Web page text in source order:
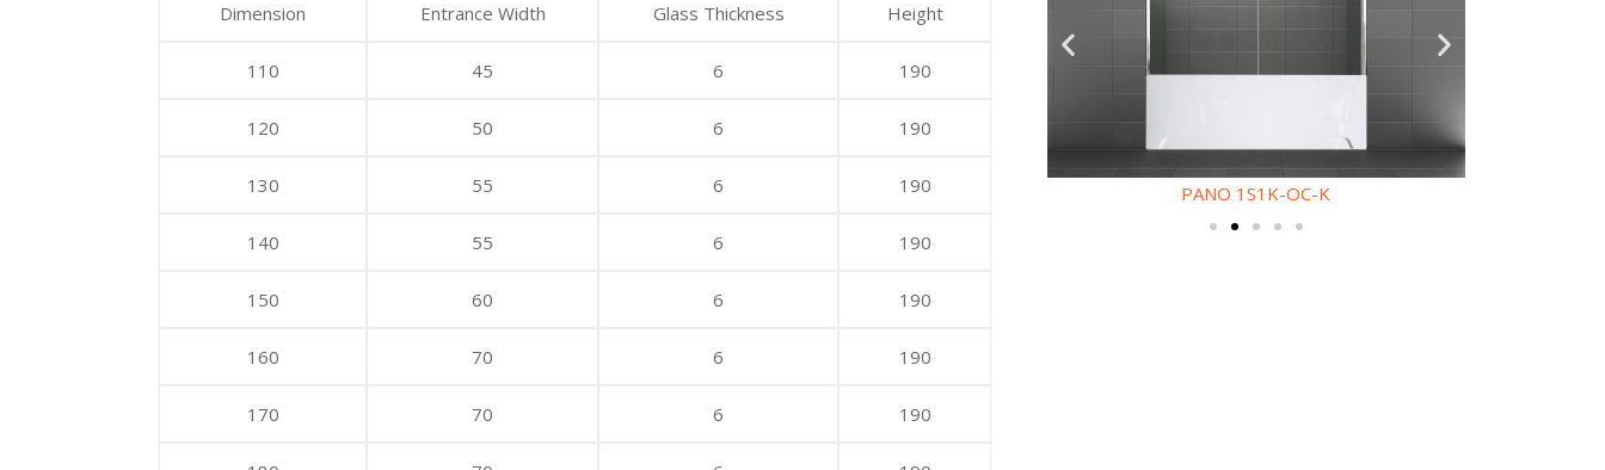
Dimension
Entrance Width
Glass Thickness
Height
110 45 6 190
120 50 6 190
130 55 6 190
140 55 6 190
150 60 6 190
160 70 6 190
170 70 6 190
PANO 1S1K-OC-K